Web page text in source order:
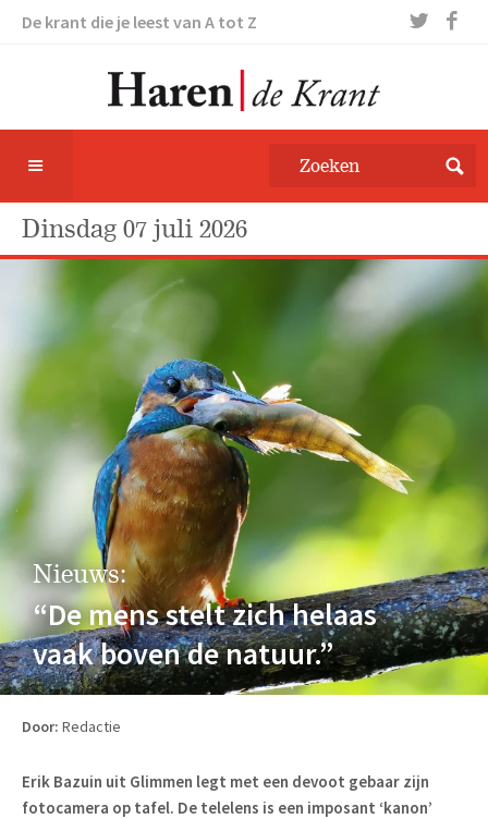
De krant die je leest van A tot Z
dinsdag 07 juli 2026
Nieuws:
“De mens stelt zich helaas
vaak boven de natuur.”
Door: Redactie
Erik Bazuin uit Glimmen legt met een devoot gebaar zijn
fotocamera op tafel. De telelens is een imposant ‘kanon’